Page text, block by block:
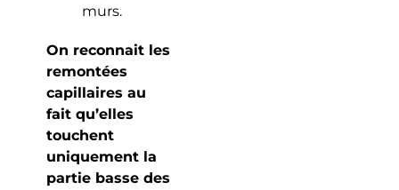
murs.
On reconnait les
remontées
capillaires au
fait qu’elles
touchent
uniquement la
partie basse des